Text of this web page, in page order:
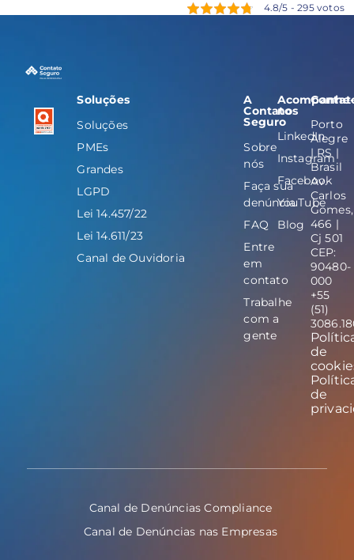
4.8/5 - 295 votos
Soluções
Soluções
PMEs
Grandes
LGPD
Lei 14.457/22
Lei 14.611/23
Canal de Ouvidoria
A
Contato
Seguro
Sobre
nós
Faça sua
denúncia
FAQ
Entre
em
contato
Trabalhe
com a
gente
Acompanhe-
nos
LinkedIn
Instagram
Facebook
YouTube
Blog
Porto
Alegre
| RS |
Brasil
Av.
Carlos
Gomes,
466 |
Cj 501
CEP:
90480-
000
+55
(51)
de
de
Canal de Denúncias Compliance
Canal de Denúncias nas Empresas